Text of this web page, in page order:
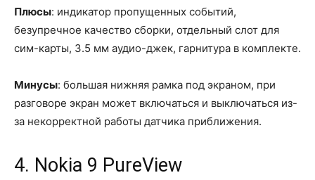
Плюсы: индикатор пропущенных событий,
безупречное качество сборки, отдельный слот для
сим-карты, 3.5 мм аудио-джек, гарнитура в комплекте.
Минусы: большая нижняя рамка под экраном, при
разговоре экран может включаться и выключаться из-
за некорректной работы датчика приближения.
4. Nokia 9 PureView